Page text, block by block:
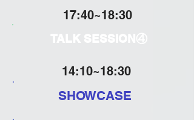
17:40~18:30
14:10~18:30
SHOWCASE